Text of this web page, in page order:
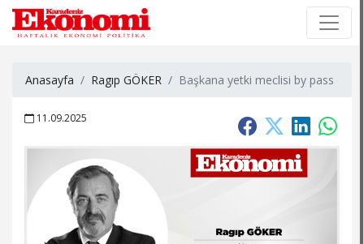
Anasayfa Ragıp GÖKER Başkana yetki meclisi by pass
11.09.2025
×
×